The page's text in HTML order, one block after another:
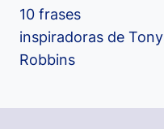
de
Post
10 frases
inspiradoras de Tony
Robbins